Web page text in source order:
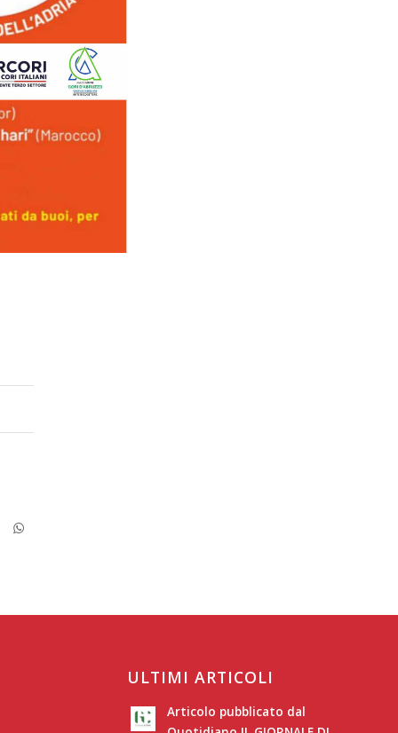
ULTIMI ARTICOLI
Articolo pubblicato dal